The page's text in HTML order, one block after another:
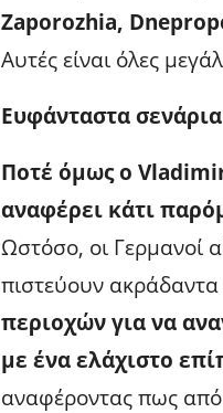
Zaporozhia,
Αυτές είναι όλες
Ευφάνταστα σενάρια
Ποτέ όμως ο
αναφέρει κάτι
Ωστόσο, οι Γερμανοί
πιστεύουν ακράδαντα
περιοχών για να
με ένα ελάχιστο
αναφέροντας πως